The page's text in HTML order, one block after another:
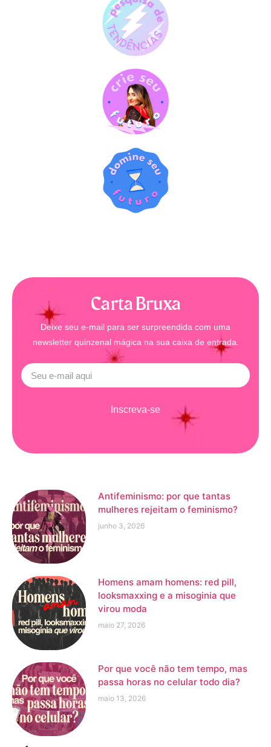
Carta Bruxa
Deixe seu e-mail para ser surpreendida com uma
newsletter quinzenal mágica na sua caixa de entrada.
Inscreva-se
Antifeminismo: por que tantas
mulheres rejeitam o feminismo?
junho 3, 2026
Homens amam homens: red pill,
looksmaxxing e a misoginia que
virou moda
maio 27, 2026
Por que você não tem tempo, mas
passa horas no celular todo dia?
maio 13, 2026